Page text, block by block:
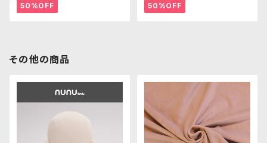
50%OFF 50%OFF
その他の商品